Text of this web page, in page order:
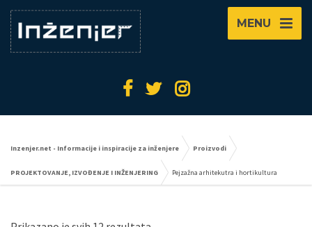
MENU
Inzenjer.net - Informacije i inspiracije za inženjere Proizvodi
PROJEKTOVANJE, IZVOĐENJE I INŽENJERING Pejzažna arhitekutra i hortikultura